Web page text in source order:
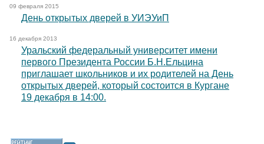
09 февраля 2015
День открытых дверей в УИЭУиП
16 декабря 2013
Уральский федеральный университет имени
первого Президента России Б.Н.Ельцина
приглашает школьников и их родителей на День
открытых дверей, который состоится в Кургане
19 декабря в 14:00.